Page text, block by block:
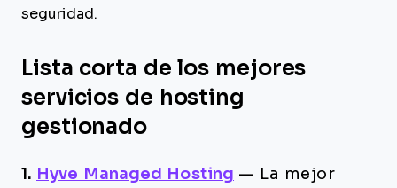
seguridad.
Lista corta de los mejores
servicios de hosting
gestionado
1. Hyve Managed Hosting — La mejor